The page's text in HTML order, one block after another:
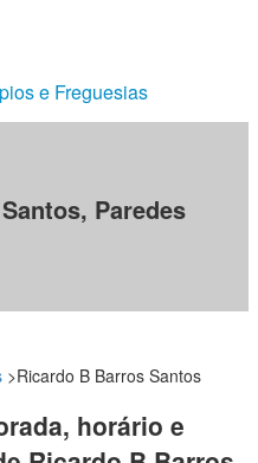
e Freguesias
Paredes
>Ricardo B Barros Santos
horário e